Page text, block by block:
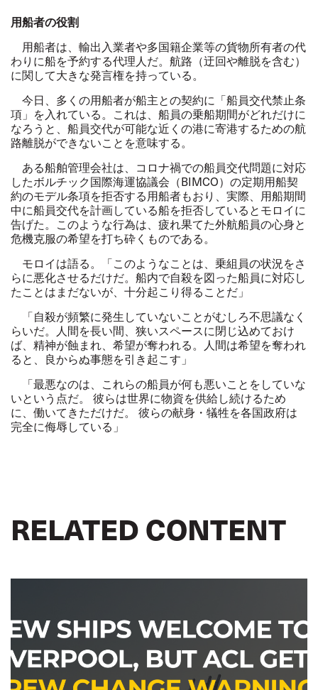
用船者の役割
用船者は、輸出入業者や多国籍企業等の貨物所有者の代
わりに船を予約する代理人だ。航路（迂回や離脱を含む）
に関して大きな発言権を持っている。
今日、多くの用船者が船主との契約に「船員交代禁止条
項」を入れている。これは、船員の乗船期間がどれだけに
なろうと、船員交代が可能な近くの港に寄港するための航
路離脱ができないことを意味する。
ある船舶管理会社は、コロナ禍での船員交代問題に対応
したボルチック国際海運協議会（BIMCO）の定期用船契
約のモデル条項を拒否する用船者もおり、実際、用船期間
中に船員交代を計画している船を拒否しているとモロイに
告げた。このような行為は、疲れ果てた外航船員の心身と
危機克服の希望を打ち砕くものである。
モロイは語る。「このようなことは、乗組員の状況をさ
らに悪化させるだけだ。船内で自殺を図った船員に対応し
たことはまだないが、十分起こり得ることだ」
「自殺が頻繁に発生していないことがむしろ不思議なく
らいだ。人間を長い間、狭いスペースに閉じ込めておけ
ば、精神が蝕まれ、希望が奪われる。人間は希望を奪われ
ると、良からぬ事態を引き起こす」
「最悪なのは、これらの船員が何も悪いことをしていな
いという点だ。
彼らは世界に物資を供給し続けるため
に、働いてきただけだ。
彼らの献身・犠牲を各国政府は
完全に侮辱している」
RELATED CONTENT